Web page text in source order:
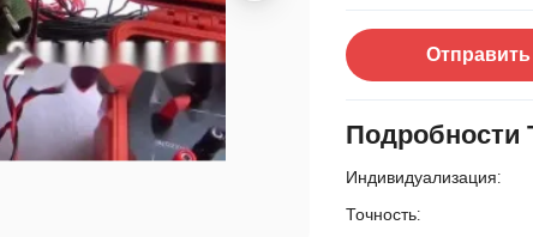
Подробности
Индивидуализация:
Точность: